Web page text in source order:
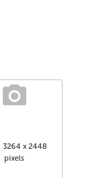
3264 x 2448
pixels